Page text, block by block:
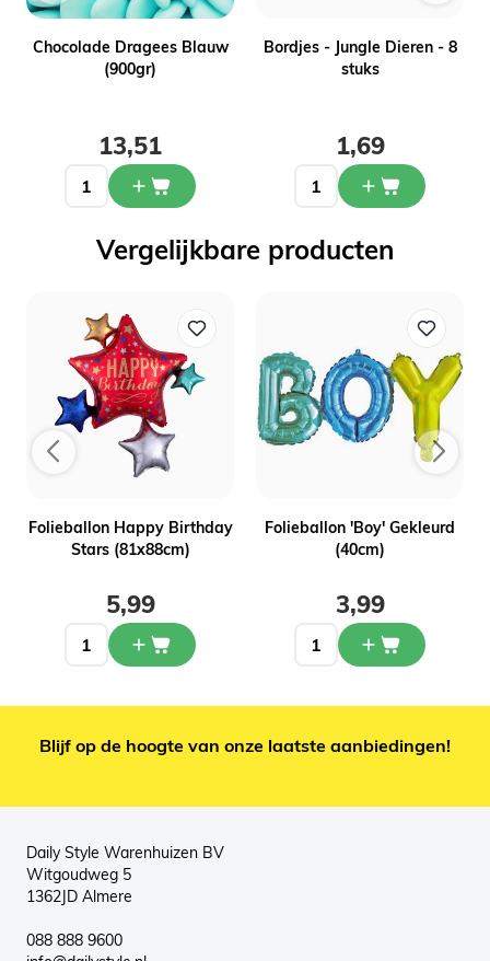
Chocolade Dragees Blauw
(900gr)
13,51
Bordjes - Jungle Dieren - 8
stuks
1,69
Vergelijkbare producten
Folieballon Happy Birthday
Stars (81x88cm)
5,99
Folieballon 'Boy' Gekleurd
(40cm)
3,99
Blijf op de hoogte van onze laatste aanbiedingen!
Daily Style Warenhuizen BV
Witgoudweg 5
1362JD Almere
088 888 9600